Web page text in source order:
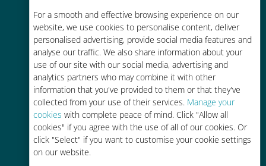
For a smooth and effective browsing experience on our
website, we use cookies to personalise content, deliver
personalised advertising, provide social media features and
analyse our traffic. We also share information about your
use of our site with our social media, advertising and
analytics partners who may combine it with other
information that you've provided to them or that they've
collected from your use of their services. Manage your
cookies with complete peace of mind. Click "Allow all
cookies" if you agree with the use of all of our cookies. Or
click "Select" if you want to customise your cookie settings
on our website.
Jusqu'à 90 % moins cher que les
frais d'itinérance avec votre
opérateur habituel
Recharge facile
Partout via l'app Ubigi, même sans